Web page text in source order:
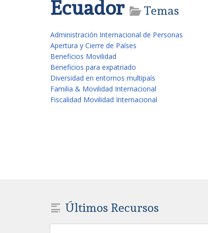
Ecuador Temas
Administración Internacional de Personas
Apertura y Cierre de Países
Beneficios Movilidad
Beneficios para expatriado
Diversidad en entornos multipaís
Familia & Movilidad Internacional
Fiscalidad Movilidad Internacional
Últimos Recursos